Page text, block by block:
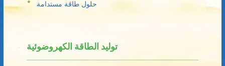
حلول طاقة مستدامة
توليد الطاقة الكهروضوئية